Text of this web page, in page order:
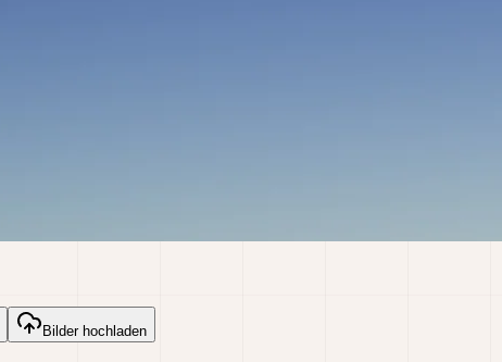
Bilder hochladen